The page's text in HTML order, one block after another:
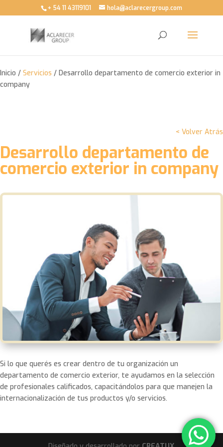
+ 54 11 43119101 hola@aclarecergroup.com
Inicio / Servicios / Desarrollo departamento de comercio exterior in
company
< Volver Atrás
Desarrollo departamento de
comercio exterior in company
Si lo que querés es crear dentro de tu organización un
departamento de comercio exterior, te ayudamos en la selección
de profesionales calificados, capacitándolos para que manejen la
internacionalización de tus productos y/o servicios.